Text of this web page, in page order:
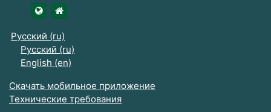
https://udsau.ru
Русский ‎(ru)‎
Русский ‎(ru)‎
English ‎(en)‎
Скачать мобильное приложение
Технические требования